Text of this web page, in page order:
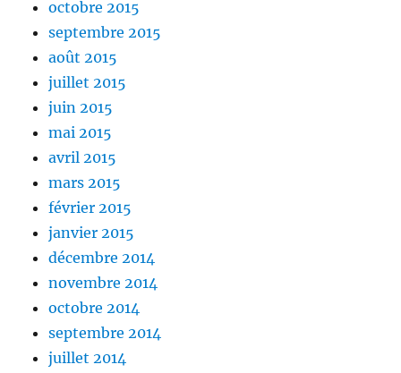
octobre 2015
septembre 2015
août 2015
juillet 2015
juin 2015
mai 2015
avril 2015
mars 2015
février 2015
janvier 2015
décembre 2014
novembre 2014
octobre 2014
septembre 2014
juillet 2014